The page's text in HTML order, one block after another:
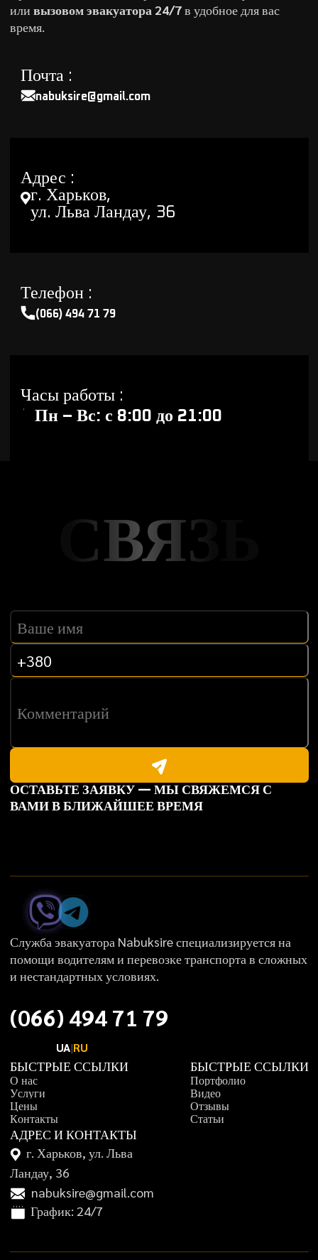
или вызовом эвакуатора 24/7в удобное для вас
время.
Почта :
nabuksire@gmail.com
Адрес :
г. Харьков,
ул. Льва Ландау, 36
Телефон :
(066) 494 71 79
Часы работы :
Пн – Вс: с 8:00 до 21:00
СВЯЗЬ
ОСТАВЬТЕ ЗАЯВКУ — МЫ СВЯЖЕМСЯ С
ВАМИ В БЛИЖАЙШЕЕ ВРЕМЯ
Служба эвакуатора Nabuksire специализируется на
помощи водителям и перевозке транспорта в сложных
и нестандартных условиях.
(066) 494 71 79
UA|RU
БЫСТРЫЕ ССЫЛКИ
О нас
Услуги
Цены
Контакты
БЫСТРЫЕ ССЫЛКИ
Портфолио
Видео
Отзывы
Статьи
АДРЕС И КОНТАКТЫ
г. Харьков, ул. Льва
Ландау, 36
nabuksire@gmail.com
График: 24/7